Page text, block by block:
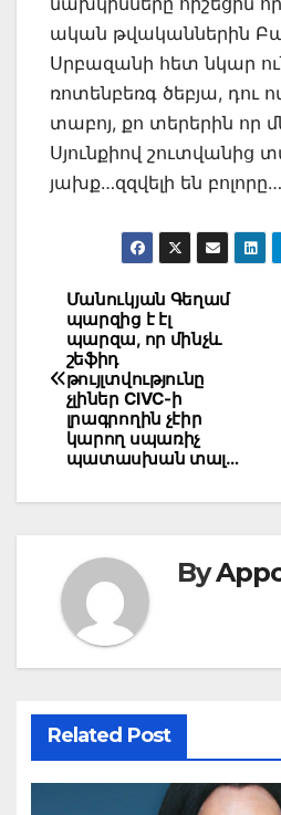
ական թվականներին
Սրբազանի հետ նկար
ռոտենբեռգ ծեբյա, դու
տաբոյ, քո տերերին որ
Սյունքիով շուտվանից
յախք…զզվելի են բոլորը…
Post
navigation
Մանուկյան Գեղամ
պարզից է էլ
պարզա, որ մինչև
շեֆիդ
թույլտվությունը
չլիներ CIVC-ի
լրագրողին չէիր
կարող սպառիչ
պատասխան տալ…
By
Related Post